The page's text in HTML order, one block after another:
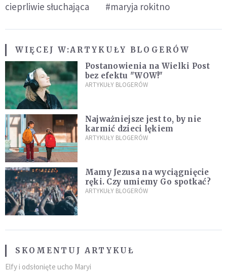
cieprliwie słuchająca
#maryja rokitno
WIĘCEJ W:ARTYKUŁY BLOGERÓW
Postanowienia na Wielki Post
bez efektu "WOW!"
ARTYKUŁY BLOGERÓW
Najważniejsze jest to, by nie
karmić dzieci lękiem
ARTYKUŁY BLOGERÓW
Mamy Jezusa na wyciągnięcie
ręki. Czy umiemy Go spotkać?
ARTYKUŁY BLOGERÓW
SKOMENTUJ ARTYKUŁ
Elfy i odsłonięte ucho Maryi